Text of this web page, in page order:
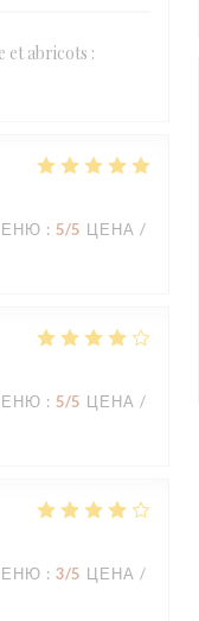
et abricots :
: 5/5 ЦЕНА /
: 5/5 ЦЕНА /
: 3/5 ЦЕНА /